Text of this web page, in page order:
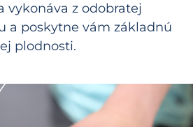
vykonáva z odobratej
a poskytne vám základnú
plodnosti.